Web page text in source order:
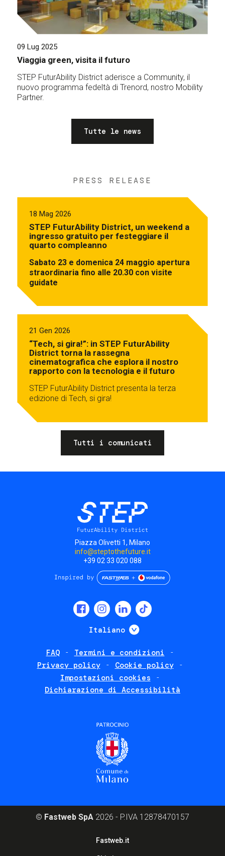
09 Lug 2025
Viaggia green, visita il futuro
STEP FuturAbility District aderisce a Community, il
nuovo programma fedeltà di Trenord, nostro Mobility
Partner.
Tutte le news
PRESS RELEASE
18 Mag 2026
STEP FuturAbility District, un weekend a
ingresso gratuito per festeggiare il
quarto compleanno
Sabato 23 e domenica 24 maggio apertura
straordinaria fino alle 20.30 con visite
guidate
21 Gen 2026
“Tech, si gira!”: in STEP FuturAbility
District torna la rassegna
cinematografica che esplora il nostro
rapporto con la tecnologia e il futuro
STEP FuturAbility District presenta la terza
edizione di Tech, si gira!
Tutti i comunicati
Piazza Olivetti 1, Milano
info@steptothefuture.it
+39 02 33 020 088
Italiano Mostra ulteriori
FAQ
Termini e condizioni
Privacy policy
Cookie policy
Impostazioni cookies
Dichiarazione di Accessibilità
© Fastweb SpA 2026 - P.IVA 12878470157
Fastweb.it